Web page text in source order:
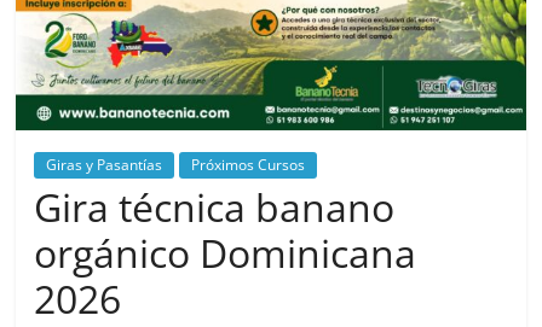
Giras y Pasantías Próximos Cursos
Gira técnica banano
orgánico Dominicana
2026